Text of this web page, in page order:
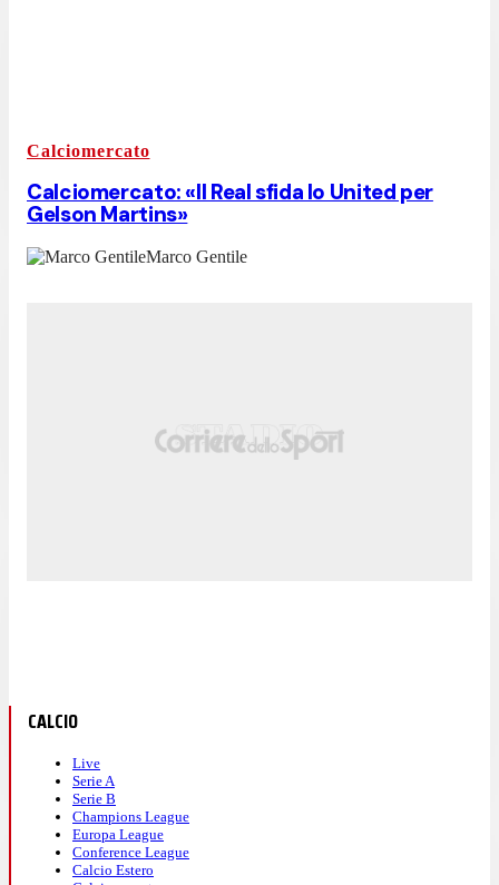
ALTRI SPORT
Formula 1
Motomondiale
Basket
Tennis
Running
Volley
eSports